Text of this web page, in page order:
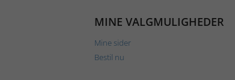
MINE VALGMULIGHEDER
Mine sider
Bestil nu